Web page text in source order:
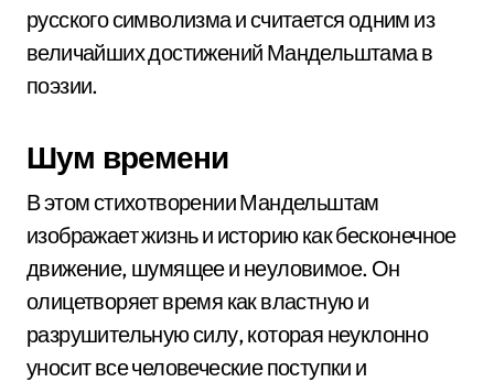
русского символизма и считается одним из
величайших достижений Мандельштама в
поэзии.
Шум времени
В этом стихотворении Мандельштам
изображает жизнь и историю как бесконечное
движение, шумящее и неуловимое. Он
олицетворяет время как властную и
разрушительную силу, которая неуклонно
уносит все человеческие поступки и